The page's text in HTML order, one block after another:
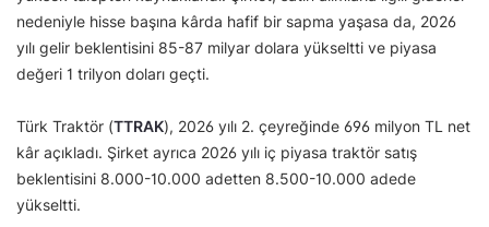
nedeniyle hisse başına kârda hafif bir sapma yaşasa da, 2026
yılı gelir beklentisini 85-87 milyar dolara yükseltti ve piyasa
değeri 1 trilyon doları geçti.
Türk Traktör (TTRAK), 2026 yılı 2. çeyreğinde 696 milyon TL net
kâr açıkladı. Şirket ayrıca 2026 yılı iç piyasa traktör satış
beklentisini 8.000-10.000 adetten 8.500-10.000 adede
yükseltti.